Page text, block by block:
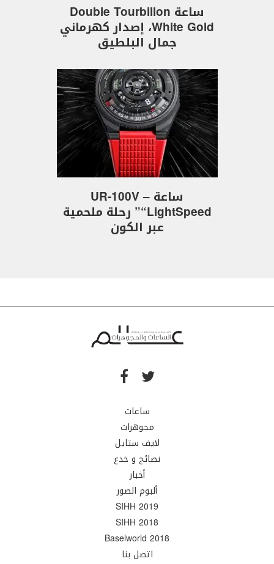
ساعة Double Tourbillon
White Gold، إصدار كهرماني
جمال البلطيق
ساعة UR-100V –
“LightSpeed” رحلة ملحمية
عبر الكون
ساعات
مجوهرات
لايف ستايل
نصائح و خدع
أخبار
ألبوم الصور
SIHH 2019
SIHH 2018
Baselworld 2018
اتصل بنا